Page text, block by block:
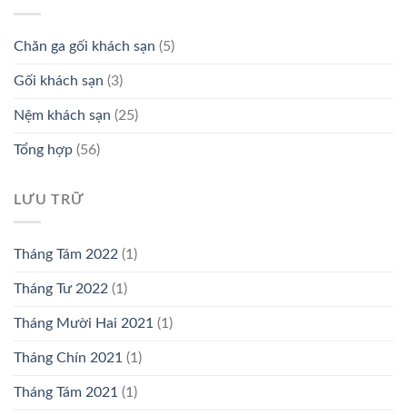
Chăn ga gối khách sạn (5)
Gối khách sạn (3)
Nệm khách sạn (25)
Tổng hợp (56)
LƯU TRỮ
Tháng Tám 2022 (1)
Tháng Tư 2022 (1)
Tháng Mười Hai 2021 (1)
Tháng Chín 2021 (1)
Tháng Tám 2021 (1)